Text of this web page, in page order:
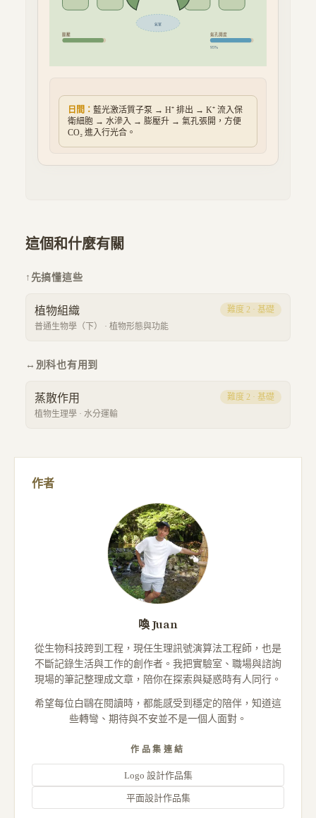
氣室
膨壓 氣孔開度
95%
日間： 藍光激活質子泵 → H⁺ 排出 → K⁺ 流入保
衛細胞 → 水滲入 → 膨壓升 → 氣孔張開，方便
CO₂ 進入行光合。
這個和什麼有關
↑ 先搞懂這些
植物組織
普通生物學（下） · 植物形態與功能
難度 2 · 基礎
↔ 別科也有用到
蒸散作用
植物生理學 · 水分運輸
難度 2 · 基礎
作者
喚 Juan
從生物科技跨到工程，現任生理訊號演算法工程師，也是
不斷記錄生活與工作的創作者。我把實驗室、職場與諮詢
現場的筆記整理成文章，陪你在探索與疑惑時有人同行。
希望每位白鷗在閱讀時，都能感受到穩定的陪伴，知道這
些轉彎、期待與不安並不是一個人面對。
作品集連結
Logo 設計作品集
平面設計作品集